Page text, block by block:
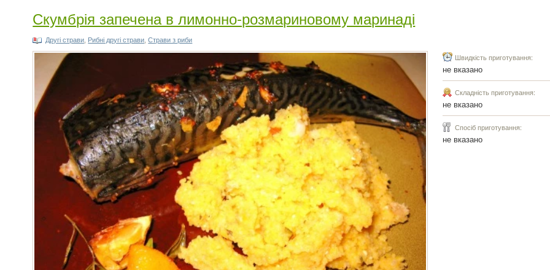
Скумбрія запечена в лимонно-розмариновому маринаді
Другі страви Рибні другі страви ,Страви з риби
Швидкість приготування:
не вказано
Складність приготування:
не вказано
Спосіб приготування:
не вказано